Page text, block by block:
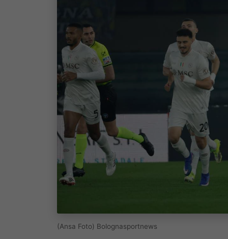
(Ansa Foto) Bolognasportnews